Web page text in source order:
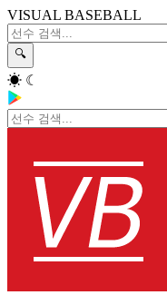
VISUAL BASEBALL
🔍
☀ ☾